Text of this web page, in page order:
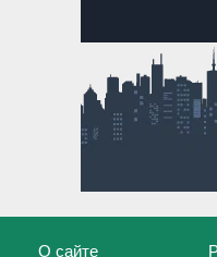
О сайте